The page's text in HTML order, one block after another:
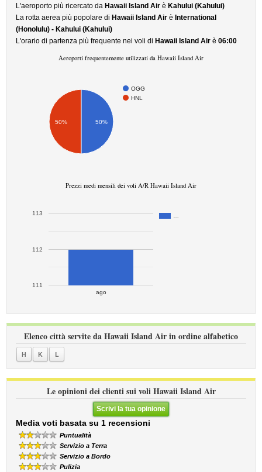
L'aeroporto più ricercato da Hawaii Island Air è Kahului (Kahului)
La rotta aerea più popolare di Hawaii Island Air è International
(Honolulu) - Kahului (Kahului)
L'orario di partenza più frequente nei voli di Hawaii Island Air è06:00
Aeroporti frequentemente utilizzati da Hawaii Island Air
OGG
HNL
50% 50%
Prezzi medi mensili dei voli A/R Hawaii Island Air
ago
111
112
113
Elenco città servite da Hawaii Island Air in ordine alfabetico
H K L
Le opinioni dei clienti sui voli Hawaii Island Air
Scrivi la tua opinione
Media voti basata su 1 recensioni
Puntualità
Servizio a Terra
Servizio a Bordo
Pulizia